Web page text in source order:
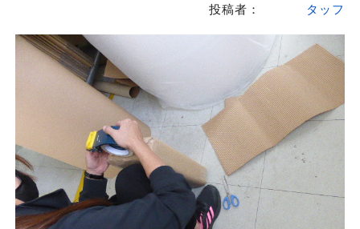
投稿者：
タッフ